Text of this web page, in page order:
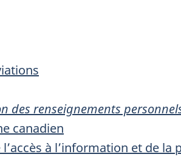
des renseignements
canadien
à l’information et de